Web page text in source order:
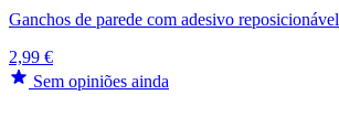
Ganchos de parede com adesivo reposicionável
2,99 €
Sem opiniões ainda